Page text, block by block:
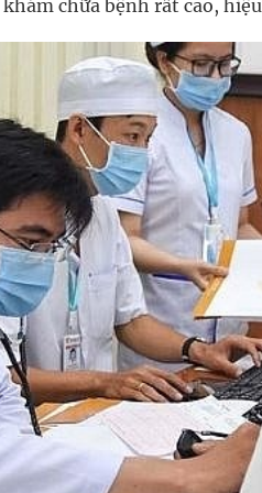
chữa bệnh rất cao,